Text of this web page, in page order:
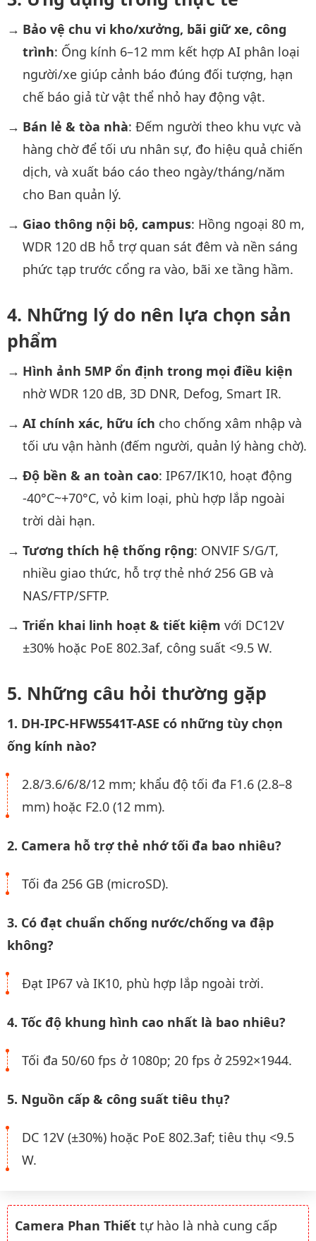
Bảo vệ chu vi kho/xưởng, bãi giữ xe, công
trình: Ống kính 6–12 mm kết hợp AI phân loại
người/xe giúp cảnh báo đúng đối tượng, hạn
chế báo giả từ vật thể nhỏ hay động vật.
Bán lẻ & tòa nhà: Đếm người theo khu vực và
hàng chờ để tối ưu nhân sự, đo hiệu quả chiến
dịch, và xuất báo cáo theo ngày/tháng/năm
cho Ban quản lý.
Giao thông nội bộ, campus: Hồng ngoại 80 m,
WDR 120 dB hỗ trợ quan sát đêm và nền sáng
phức tạp trước cổng ra vào, bãi xe tầng hầm.
Những lý do nên lựa chọn sản
phẩm
Hình ảnh 5MP ổn định trong mọi điều kiện
nhờ WDR 120 dB, 3D DNR, Defog, Smart IR.
AI chính xác, hữu ích cho chống xâm nhập và
tối ưu vận hành (đếm người, quản lý hàng chờ).
Độ bền & an toàn cao: IP67/IK10, hoạt động
-40°C~+70°C, vỏ kim loại, phù hợp lắp ngoài
trời dài hạn.
Tương thích hệ thống rộng: ONVIF S/G/T,
nhiều giao thức, hỗ trợ thẻ nhớ 256 GB và
NAS/FTP/SFTP.
Triển khai linh hoạt & tiết kiệm với DC12V
±30% hoặc PoE 802.3af, công suất <9.5 W.
Những câu hỏi thường gặp
1. DH-IPC-HFW5541T-ASE có những tùy chọn
ống kính nào?
2.8/3.6/6/8/12 mm; khẩu độ tối đa F1.6 (2.8–8
mm) hoặc F2.0 (12 mm).
2. Camera hỗ trợ thẻ nhớ tối đa bao nhiêu?
Tối đa 256 GB (microSD).
3. Có đạt chuẩn chống nước/chống va đập
không?
Đạt IP67 và IK10, phù hợp lắp ngoài trời.
4. Tốc độ khung hình cao nhất là bao nhiêu?
Tối đa 50/60 fps ở 1080p; 20 fps ở 2592×1944.
5. Nguồn cấp & công suất tiêu thụ?
DC 12V (±30%) hoặc PoE 802.3af; tiêu thụ <9.5
W.
Camera Phan Thiết tự hào là nhà cung cấp